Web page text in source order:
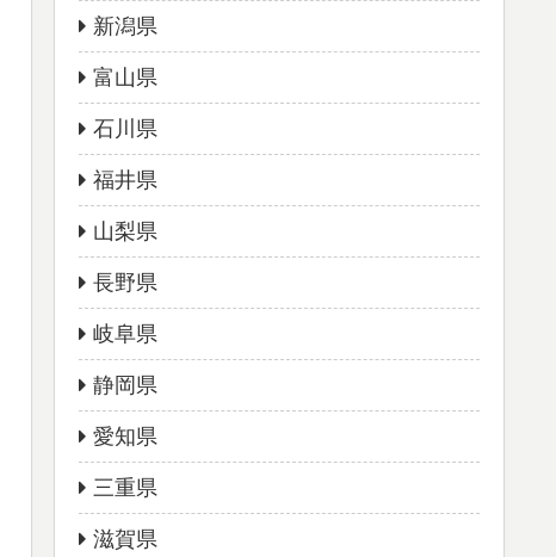
新潟県
富山県
石川県
福井県
山梨県
長野県
岐阜県
静岡県
愛知県
三重県
滋賀県